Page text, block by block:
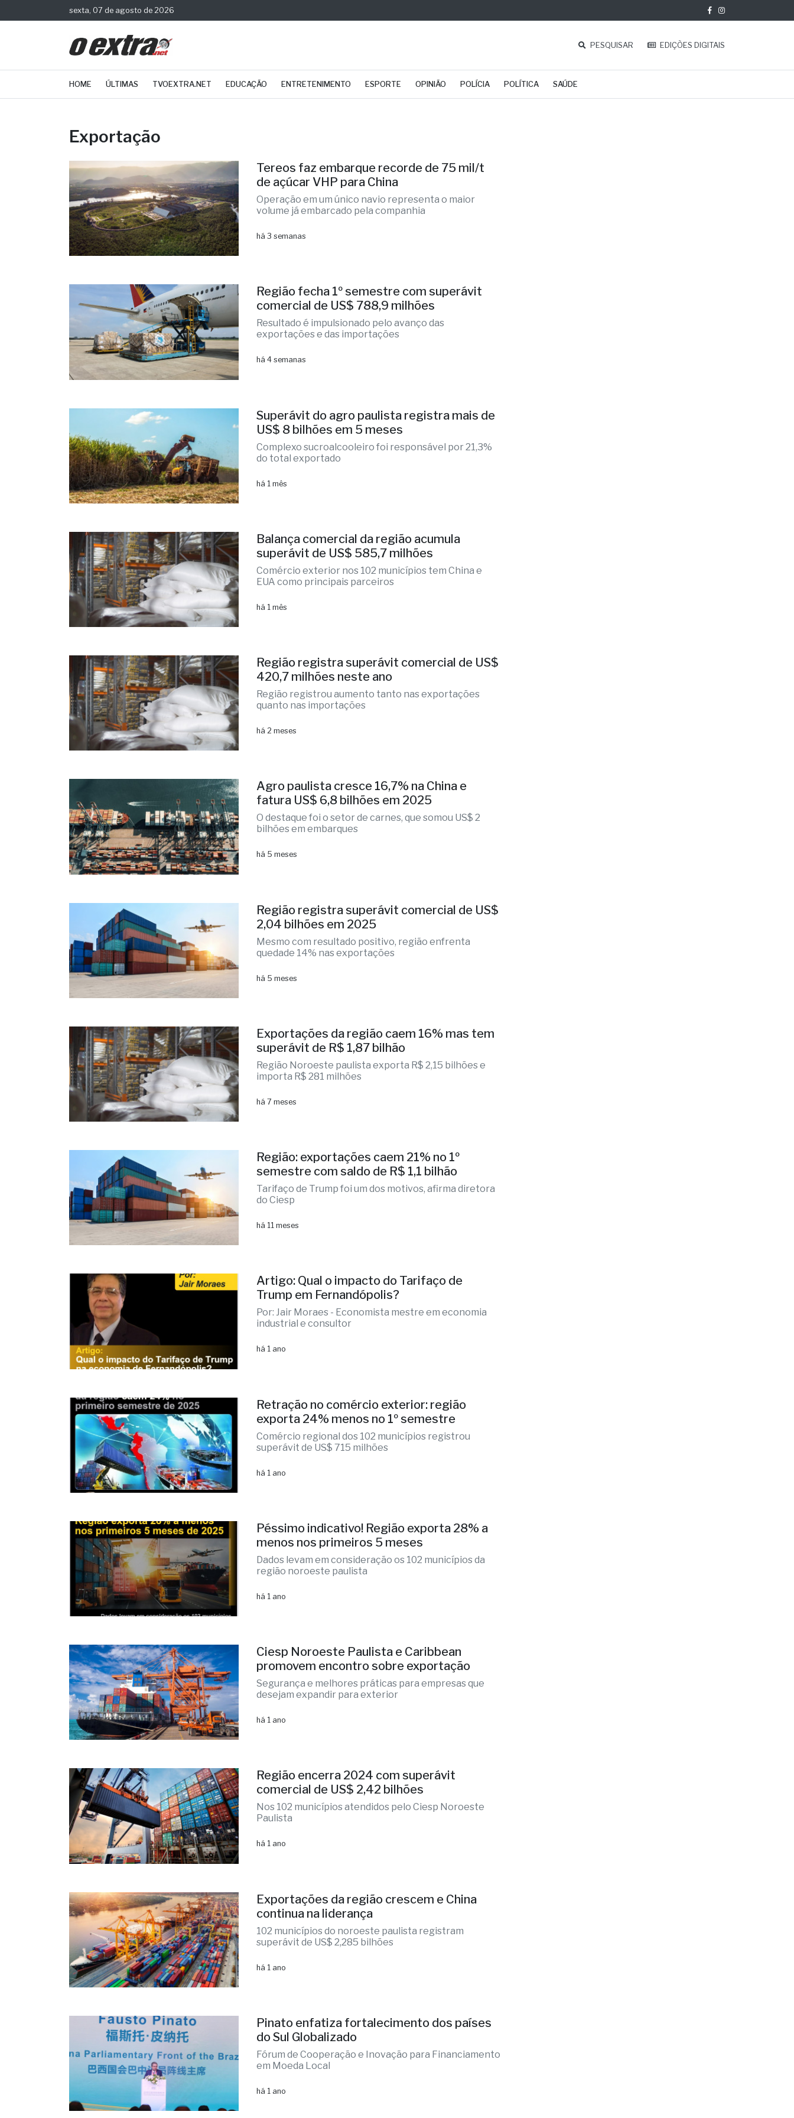
sexta, 07 de agosto de 2026
PESQUISAR EDIÇÕES DIGITAIS
HOME ÚLTIMAS TVOEXTRA.NET EDUCAÇÃO ENTRETENIMENTO ESPORTE OPINIÃO POLÍCIA POLÍTICA SAÚDE
Exportação
Tereos faz embarque recorde de 75 mil/t
de açúcar VHP para China
Operação em um único navio representa o maior
volume já embarcado pela companhia
há 3 semanas
Região fecha 1º semestre com superávit
comercial de US$ 788,9 milhões
Resultado é impulsionado pelo avanço das
exportações e das importações
há 4 semanas
Superávit do agro paulista registra mais de
US$ 8 bilhões em 5 meses
Complexo sucroalcooleiro foi responsável por 21,3%
do total exportado
há 1 mês
Balança comercial da região acumula
superávit de US$ 585,7 milhões
Comércio exterior nos 102 municípios tem China e
EUA como principais parceiros
há 1 mês
Região registra superávit comercial de US$
420,7 milhões neste ano
Região registrou aumento tanto nas exportações
quanto nas importações
há 2 meses
Agro paulista cresce 16,7% na China e
fatura US$ 6,8 bilhões em 2025
O destaque foi o setor de carnes, que somou US$ 2
bilhões em embarques
há 5 meses
Região registra superávit comercial de US$
2,04 bilhões em 2025
Mesmo com resultado positivo, região enfrenta
quedade 14% nas exportações
há 5 meses
Exportações da região caem 16% mas tem
superávit de R$ 1,87 bilhão
Região Noroeste paulista exporta R$ 2,15 bilhões e
importa R$ 281 milhões
há 7 meses
Região: exportações caem 21% no 1º
semestre com saldo de R$ 1,1 bilhão
Tarifaço de Trump foi um dos motivos, afirma diretora
do Ciesp
há 11 meses
Artigo: Qual o impacto do Tarifaço de
Trump em Fernandópolis?
Por: Jair Moraes - Economista mestre em economia
industrial e consultor
há 1 ano
Retração no comércio exterior: região
exporta 24% menos no 1º semestre
Comércio regional dos 102 municípios registrou
superávit de US$ 715 milhões
há 1 ano
Péssimo indicativo! Região exporta 28% a
menos nos primeiros 5 meses
Dados levam em consideração os 102 municípios da
região noroeste paulista
há 1 ano
Ciesp Noroeste Paulista e Caribbean
promovem encontro sobre exportação
Segurança e melhores práticas para empresas que
desejam expandir para exterior
há 1 ano
Região encerra 2024 com superávit
comercial de US$ 2,42 bilhões
Nos 102 municípios atendidos pelo Ciesp Noroeste
Paulista
há 1 ano
Exportações da região crescem e China
continua na liderança
102 municípios do noroeste paulista registram
superávit de US$ 2,285 bilhões
há 1 ano
Pinato enfatiza fortalecimento dos países
do Sul Globalizado
Fórum de Cooperação e Inovação para Financiamento
em Moeda Local
há 1 ano